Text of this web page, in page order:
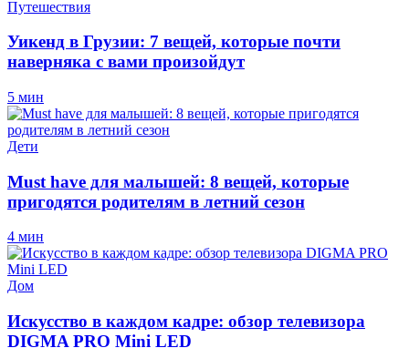
Путешествия
Уикенд в Грузии: 7 вещей, которые почти
наверняка с вами произойдут
5 мин
Дети
Must have для малышей: 8 вещей, которые
пригодятся родителям в летний сезон
4 мин
Дом
Искусство в каждом кадре: обзор телевизора
DIGMA PRO Mini LED